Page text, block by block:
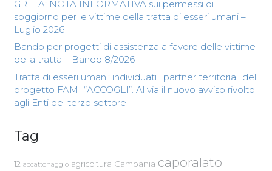
GRETA: NOTA INFORMATIVA sui permessi di
soggiorno per le vittime della tratta di esseri umani –
Luglio 2026
Bando per progetti di assistenza a favore delle vittime
della tratta – Bando 8/2026
Tratta di esseri umani: individuati i partner territoriali del
progetto FAMI “ACCOGLI”. Al via il nuovo avviso rivolto
agli Enti del terzo settore
Tag
12 accattonaggio agricoltura Campania caporalato